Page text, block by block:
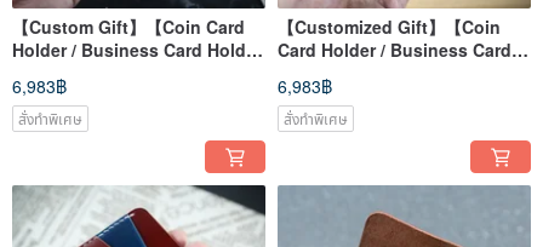
【Custom Gift】【Coin Card
Holder / Business Card Holder
/ Easy Card / Earphones】
Cordovan
6,983฿
สั่งทำพิเศษ
【Customized Gift】【Coin
Card Holder / Business Card
Holder / EasyCard /
Earphones】 Cordovan Shell
Leather
6,983฿
สั่งทำพิเศษ